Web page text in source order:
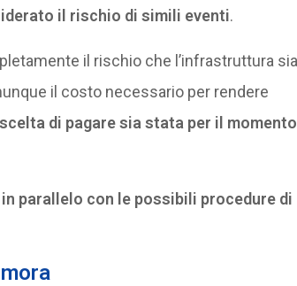
il rischio di simili eventi.
il rischio che l’infrastruttura sia
il costo necessario per rendere
di pagare sia stata per il momento
parallelo con le possibili procedure di